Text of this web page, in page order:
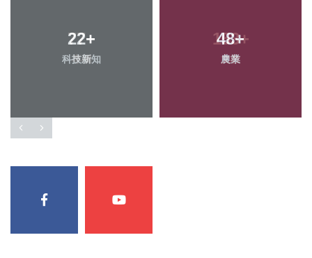
22+
科技新知
48+
農業